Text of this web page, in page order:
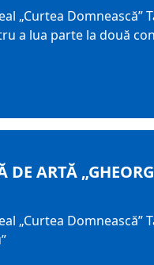
„Curtea Domnească”
a lua parte la două
ARTĂ
„Curtea Domnească”